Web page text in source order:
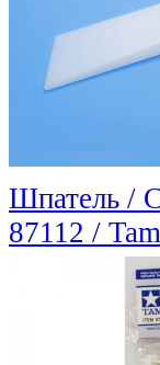
Шпатель /
87112 /